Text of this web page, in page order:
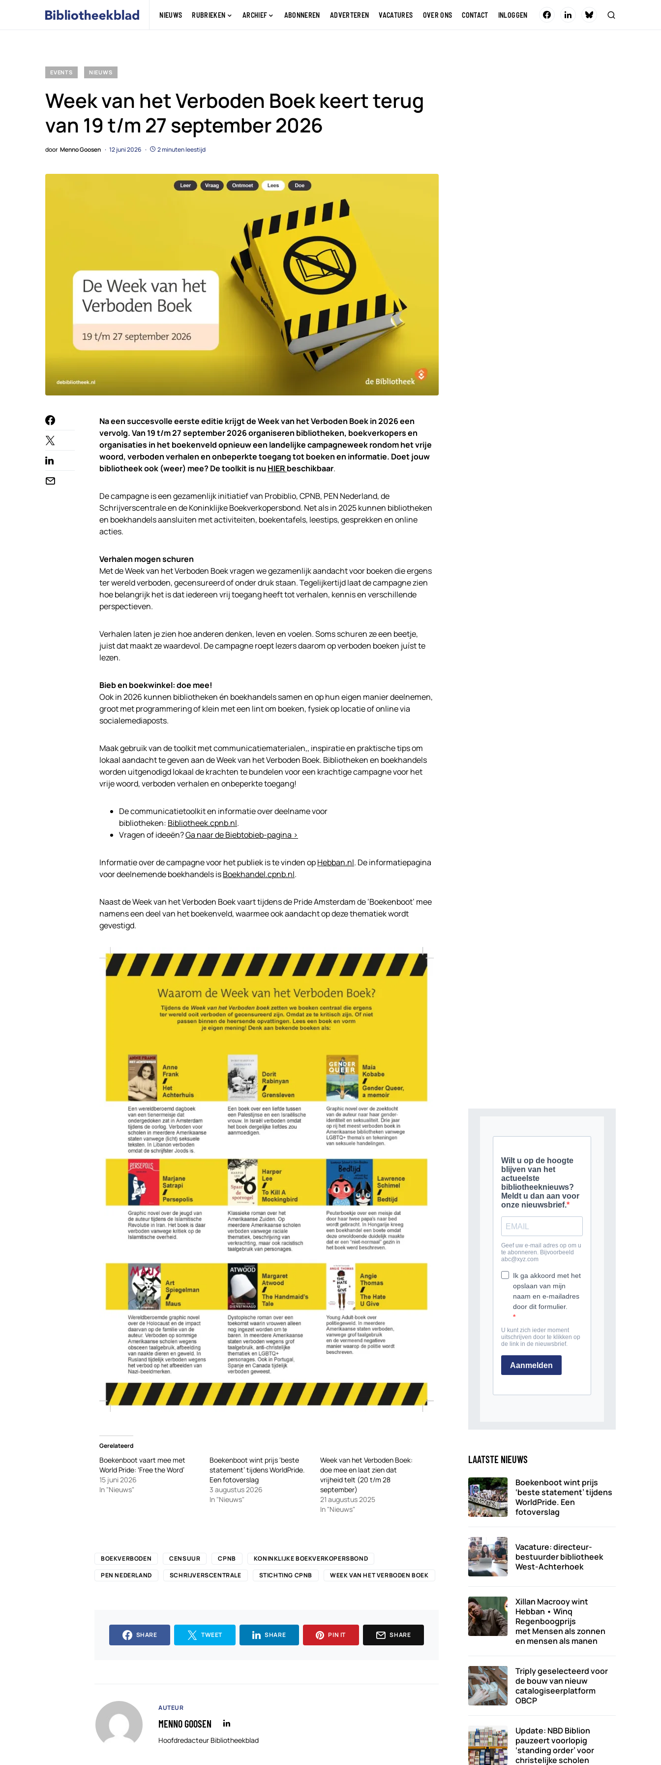
NIEUWS RUBRIEKEN ARCHIEF ABONNEREN ADVERTEREN VACATURES OVER ONS CONTACT INLOGGEN
EVENTS NIEUWS
Week van het Verboden Boek keert terug
van 19 t/m 27 september 2026
door Menno Goosen 12 juni 2026 2 minuten leestijd
Na een succesvolle eerste editie krijgt de Week van het Verboden Boek in 2026 een
vervolg. Van 19 t/m 27 september 2026 organiseren bibliotheken, boekverkopers en
organisaties in het boekenveld opnieuw een landelijke campagneweek rondom het vrije
woord, verboden verhalen en onbeperkte toegang tot boeken en informatie. Doet jouw
bibliotheek ook (weer) mee? De toolkit is nu HIER beschikbaar.
De campagne is een gezamenlijk initiatief van Probiblio, CPNB, PEN Nederland, de
Schrijverscentrale en de Koninklijke Boekverkopersbond. Net als in 2025 kunnen bibliotheken
en boekhandels aansluiten met activiteiten, boekentafels, leestips, gesprekken en online
acties.
Verhalen mogen schuren
Met de Week van het Verboden Boek vragen we gezamenlijk aandacht voor boeken die ergens
ter wereld verboden, gecensureerd of onder druk staan. Tegelijkertijd laat de campagne zien
hoe belangrijk het is dat iedereen vrij toegang heeft tot verhalen, kennis en verschillende
perspectieven.
Verhalen laten je zien hoe anderen denken, leven en voelen. Soms schuren ze een beetje,
juist dat maakt ze waardevol. De campagne roept lezers daarom op verboden boeken juíst te
lezen.
Bieb en boekwinkel: doe mee!
Ook in 2026 kunnen bibliotheken én boekhandels samen en op hun eigen manier deelnemen,
groot met programmering of klein met een lint om boeken, fysiek op locatie of online via
socialemediaposts.
Maak gebruik van de toolkit met communicatiematerialen,, inspiratie en praktische tips om
lokaal aandacht te geven aan de Week van het Verboden Boek. Bibliotheken en boekhandels
worden uitgenodigd lokaal de krachten te bundelen voor een krachtige campagne voor het
vrije woord, verboden verhalen en onbeperkte toegang!
De communicatietoolkit en informatie over deelname voor
bibliotheken: Bibliotheek.cpnb.nl.
Vragen of ideeën?Ga naar de Biebtobieb-pagina >
Informatie over de campagne voor het publiek is te vinden opHebban.nl. De informatiepagina
voor deelnemende boekhandels isBoekhandel.cpnb.nl.
Naast de Week van het Verboden Boek vaart tijdens de Pride Amsterdam de ‘Boekenboot’ mee
namens een deel van het boekenveld, waarmee ook aandacht op deze thematiek wordt
gevestigd.
Gerelateerd
Boekenboot vaart mee met
World Pride: ‘Free the Word’
15 juni 2026
In "Nieuws"
Boekenboot wint prijs ‘beste
statement’ tijdens WorldPride.
Een fotoverslag
3 augustus 2026
In "Nieuws"
Week van het Verboden Boek:
doe mee en laat zien dat
vrijheid telt (20 t/m 28
september)
21 augustus 2025
In "Nieuws"
BOEKVERBODEN CENSUUR CPNB
KONINKLIJKE BOEKVERKOPERSBOND
PEN NEDERLAND
SCHRIJVERSCENTRALE STICHTING CPNB WEEK VAN HET VERBODEN BOEK
SHARE TWEET SHARE PIN IT SHARE
AUTEUR
MENNO GOOSEN
Hoofdredacteur Bibliotheekblad
LAATSTE NIEUWS
Boekenboot wint prijs
‘beste statement’ tijdens
WorldPride. Een
fotoverslag
Vacature: directeur-
bestuurder bibliotheek
West-Achterhoek
Xillan Macrooy wint
Hebban • Winq
Regenboogprijs
met Mensen als zonnen
en mensen als manen
Triply geselecteerd voor
de bouw van nieuw
catalogiseerplatform
OBCP
Update: NBD Biblion
pauzeert voorlopig
‘standing order’ voor
christelijke scholen